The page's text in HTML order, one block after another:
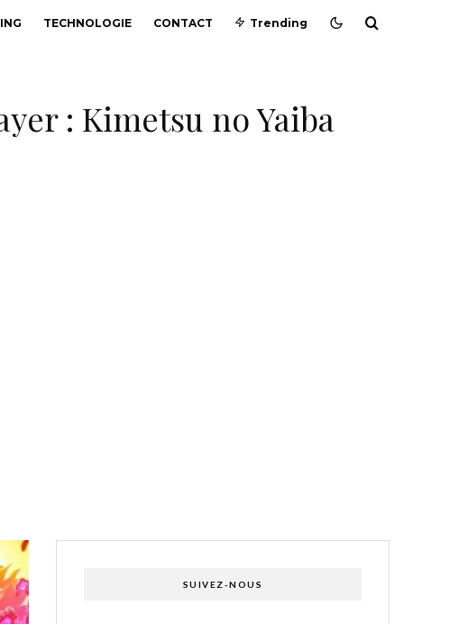
TECHNOLOGIE CONTACT Trending
: Kimetsu no Yaiba
SUIVEZ-NOUS